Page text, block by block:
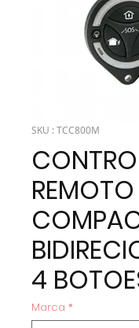
SKU : TCC800M
REMOTO
4
Marca *